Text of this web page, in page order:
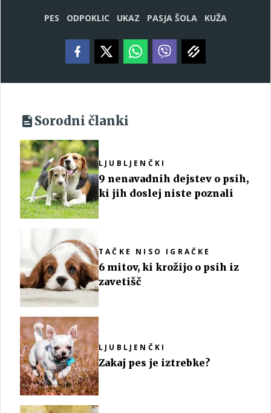
PES ODPOKLIC UKAZ PASJA ŠOLA KUŽA
Sorodni članki
LJUBLJENČKI
9 nenavadnih dejstev o psih,
ki jih doslej niste poznali
TAČKE NISO IGRAČKE
6 mitov, ki krožijo o psih iz
zavetišč
LJUBLJENČKI
Zakaj pes je iztrebke?